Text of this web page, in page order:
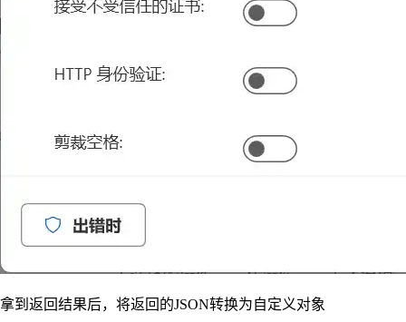
拿到返回结果后，将返回的JSON转换为自定义对象